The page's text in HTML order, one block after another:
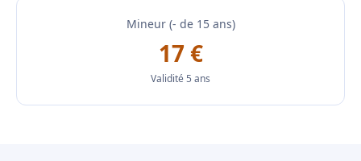
Mineur (- de 15 ans)
17 €
Validité 5 ans